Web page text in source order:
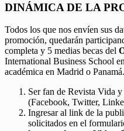
DINÁMICA DE LA
Todos los que nos envíen sus
promoción, quedarán
completa y 5 medias becas del
International Business School
académica en Madrid o
Ser fan de Revista Vida
(Facebook, Twitter,
Ingresar al link de la
solicitados en el